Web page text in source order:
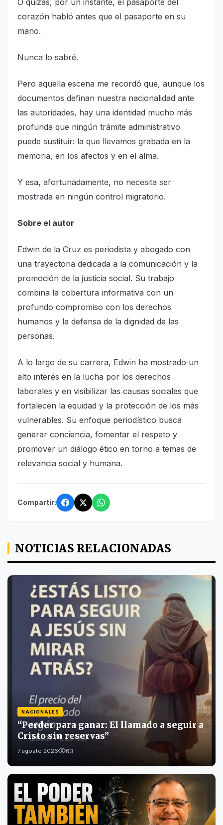
corazón habló antes que el pasaporte en su
mano.
Nunca lo sabré.
Pero aquella escena me recordó que, aunque los
documentos definan nuestra nacionalidad ante
las autoridades, hay una identidad mucho más
profunda que ningún trámite administrativo
puede sustituir: la que llevamos grabada en la
memoria, en los afectos y en el alma.
Y esa, afortunadamente, no necesita ser
mostrada en ningún control migratorio.
Sobre el autor
Edwin de la Cruz es periodista y abogado con
una trayectoria dedicada a la comunicación y la
promoción de la justicia social. Su trabajo
combina la cobertura informativa con un
profundo compromiso con los derechos
humanos y la defensa de la dignidad de las
personas.
A lo largo de su carrera, Edwin ha mostrado un
alto interés en la lucha por los derechos
laborales y en visibilizar las causas sociales que
fortalecen la equidad y la protección de los más
vulnerables. Su enfoque periodístico busca
generar conciencia, fomentar el respeto y
promover un diálogo ético en torno a temas de
relevancia social y humana.
Compartir:
NOTICIAS RELACIONADAS
NACIONALES
“Perder para ganar: El llamado a seguir a
Cristo sin reservas”
7 agosto 2026 63